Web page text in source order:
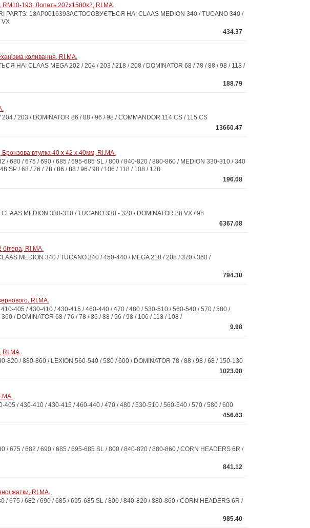
193, Лопать 207x1580x2, RI.MA.
PARTS: 18AP001639ЗАСТОСОВУЄТЬСЯ НА: CLAAS MEDION 340 / TUCANO 340 /
VX
434.37
коливання, RI.MA.
НА: CLAAS MEGA 202 / 204 / 203 / 218 / 208 / DOMINATOR 68 / 78 / 88 / 98 / 118 /
188.79
203 / DOMINATOR 86 / 88 / 96 / 98 / COMMANDOR 114 CS / 115 CS
13660.47
втулка 40 x 42 x 40мм, RI.MA.
/ 675 / 690 / 685 / 695-685 SL / 800 / 840-820 / 880-860 / MEDION 330-310 / 340
SP / 68 / 76 / 78 / 86 / 88 / 96 / 98 / 106 / 118 / 108 / 128
196.08
MEDION 330-310 / TUCANO 330 - 320 / DOMINATOR 88 VX / 98
6367.08
RI.MA.
MEDION 340 / TUCANO 340 / 450-440 / MEGA 218 / 208 / 370 / 360 /
794.30
RI.MA.
/ 430-410 / 430-415 / 460-440 / 470 / 480 / 530-510 / 560-540 / 570 / 580 /
/ DOMINATOR 68 / 76 / 78 / 86 / 88 / 96 / 98 / 106 / 118 / 108 /
9.98
RI.MA.
/ 880-860 / LEXION 560-540 / 580 / 600 / DOMINATOR 78 / 88 / 98 / 68 / 150-130
1023.00
/ 430-410 / 430-415 / 460-440 / 470 / 480 / 530-510 / 560-540 / 570 / 580 / 600
456.63
/ 682 / 690 / 685 / 695-685 SL / 800 / 840-820 / 880-860 / CORN HEADERS 6R /
841.12
жатки, RI.MA.
/ 682 / 690 / 685 / 695-685 SL / 800 / 840-820 / 880-860 / CORN HEADERS 6R /
985.40